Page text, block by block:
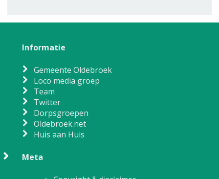
Informatie
Gemeente Oldebroek
Loco media groep
Team
Twitter
Dorpsgroepen
Oldebroek.net
Huis aan Huis
Meta